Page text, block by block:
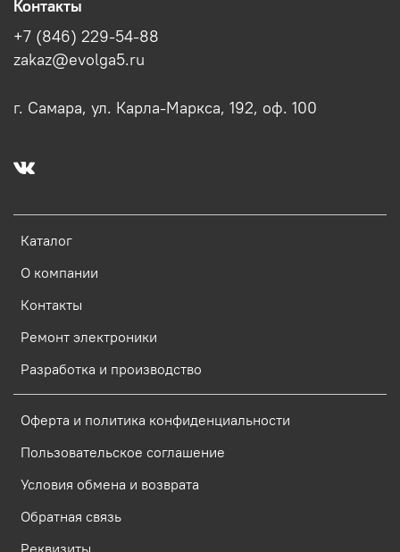
Каталог
О компании
Контакты
Ремонт электроники
Разработка и производство
Оферта и политика конфиденциальности
Пользовательское соглашение
Условия обмена и возврата
Обратная связь
Реквизиты
Контакты
+7 (846) 229-54-88
zakaz@evolga5.ru
г. Самара, ул. Карла-Маркса, 192, оф. 100